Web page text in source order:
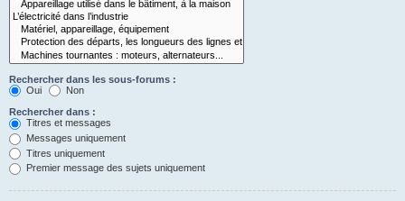
Rechercher dans les sous-forums :
Oui
Non
Rechercher dans :
Titres et messages
Messages uniquement
Titres uniquement
Premier message des sujets uniquement